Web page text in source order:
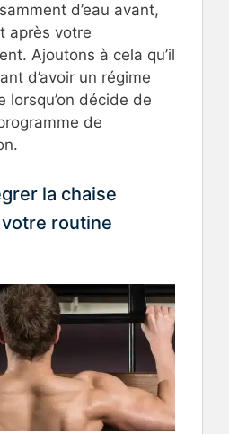
d’eau avant,
après votre
Ajoutons à cela qu’il
d’avoir un régime
lorsqu’on décide de
de
la chaise
routine